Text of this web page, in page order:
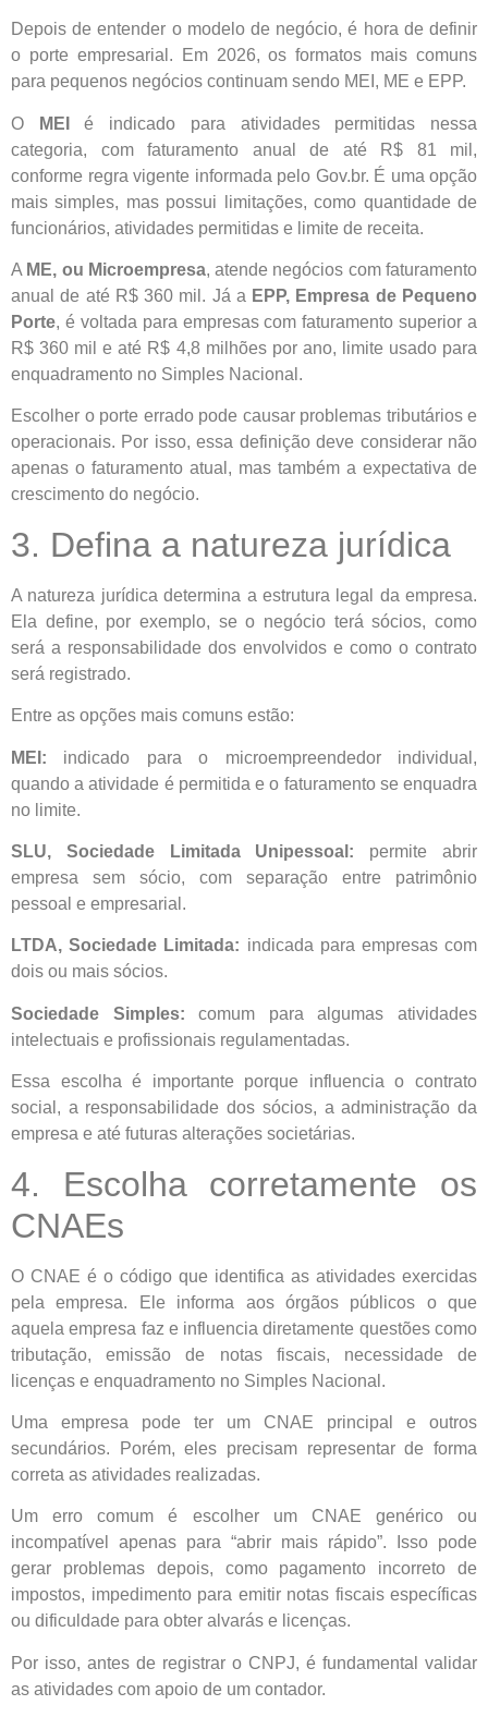
Depois de entender o modelo de negócio, é hora de definir
o porte empresarial. Em 2026, os formatos mais comuns
para pequenos negócios continuam sendo MEI, ME e EPP.
O MEI
é indicado para atividades permitidas nessa
categoria, com faturamento anual de até R$ 81 mil,
conforme regra vigente informada pelo Gov.br. É uma opção
mais simples, mas possui limitações, como quantidade de
funcionários, atividades permitidas e limite de receita.
A ME, ou Microempresa, atende negócios com faturamento
anual de até R$ 360 mil. Já a EPP, Empresa de Pequeno
Porte, é voltada para empresas com faturamento superior a
R$ 360 mil e até R$ 4,8 milhões por ano, limite usado para
enquadramento no Simples Nacional.
Escolher o porte errado pode causar problemas tributários e
operacionais. Por isso, essa definição deve considerar não
apenas o faturamento atual, mas também a expectativa de
crescimento do negócio.
3. Defina a natureza jurídica
A natureza jurídica determina a estrutura legal da empresa.
Ela define, por exemplo, se o negócio terá sócios, como
será a responsabilidade dos envolvidos e como o contrato
será registrado.
Entre as opções mais comuns estão:
MEI: indicado para o microempreendedor individual,
quando a atividade é permitida e o faturamento se enquadra
no limite.
SLU, Sociedade Limitada Unipessoal: permite abrir
empresa sem sócio, com separação entre patrimônio
pessoal e empresarial.
LTDA, Sociedade Limitada: indicada para empresas com
dois ou mais sócios.
Sociedade Simples: comum para algumas atividades
intelectuais e profissionais regulamentadas.
Essa escolha é importante porque influencia o contrato
social, a responsabilidade dos sócios, a administração da
empresa e até futuras alterações societárias.
4. Escolha corretamente os
CNAEs
O CNAE é o código que identifica as atividades exercidas
pela empresa. Ele informa aos órgãos públicos o que
aquela empresa faz e influencia diretamente questões como
tributação, emissão de notas fiscais, necessidade de
licenças e enquadramento no Simples Nacional.
Uma empresa pode ter um CNAE principal e outros
secundários. Porém, eles precisam representar de forma
correta as atividades realizadas.
Um erro comum é escolher um CNAE genérico ou
incompatível apenas para “abrir mais rápido”. Isso pode
gerar problemas depois, como pagamento incorreto de
impostos, impedimento para emitir notas fiscais específicas
ou dificuldade para obter alvarás e licenças.
Por isso, antes de registrar o CNPJ, é fundamental validar
as atividades com apoio de um contador.